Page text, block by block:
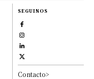
SEGUINOS
Contacto>